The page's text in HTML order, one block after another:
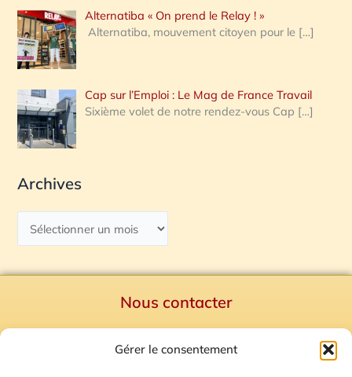
Gérer le consentement
Alternatiba « On prend le Relay ! »
Alternatiba, mouvement citoyen pour le […]
Cap sur l’Emploi : Le Mag de France Travail
Sixième volet de notre rendez-vous Cap […]
Archives
Nous contacter